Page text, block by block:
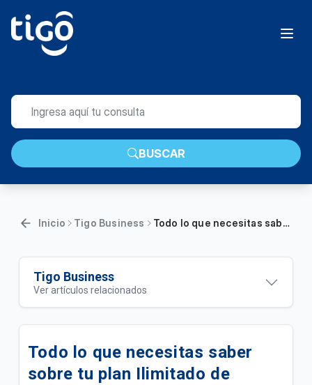
BUSCAR
Inicio Tigo Business Todo lo que necesitas saber sobre tu plan Ilimitado de Telefonía Básica con minutos LDI | Empresas
Tigo Business
Ver artículos relacionados
eSIM para su línea móvil Tigo Business | Empresas
Conoce las mejoras realizadas a la red móvil Tigo |
Empresas
Todo lo que necesitas saber
sobre tu plan Ilimitado de